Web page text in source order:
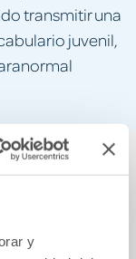
y
transmitir una
juvenil,